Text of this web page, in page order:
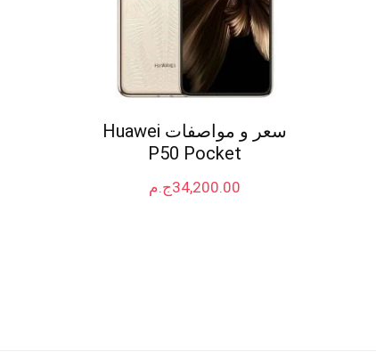
سعر و مواصفات Huawei
P50 Pocket
ج.م34,200.00